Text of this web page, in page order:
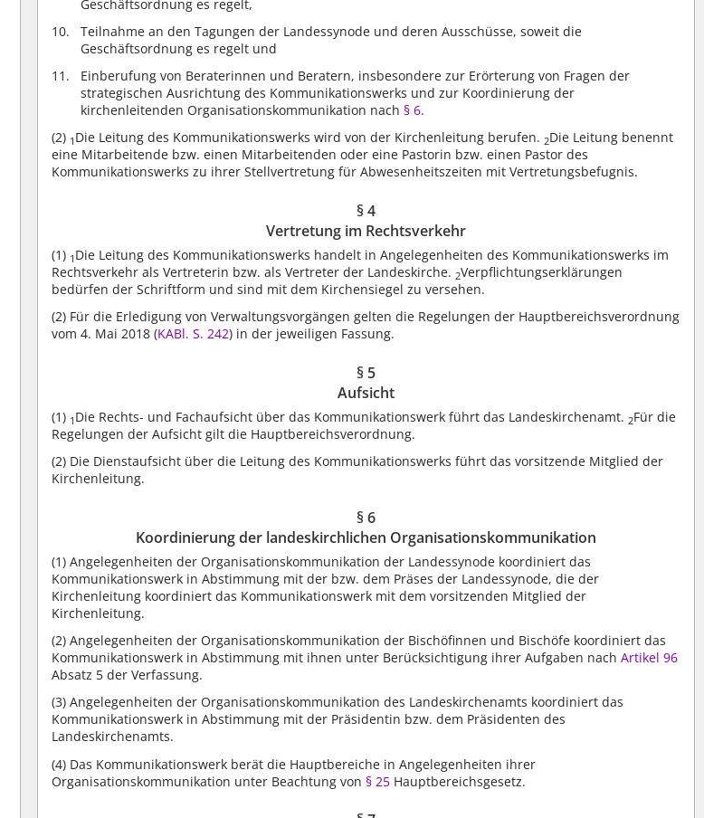
Geschäftsordnung es regelt,
Teilnahme an den Tagungen der Landessynode und deren Ausschüsse, soweit die
Geschäftsordnung es regelt und
Einberufung von Beraterinnen und Beratern, insbesondere zur Erörterung von Fragen der
strategischen Ausrichtung des Kommunikationswerks und zur Koordinierung der
kirchenleitenden Organisationskommunikation nach§ 6.
(2) 1 Die Leitung des Kommunikationswerks wird von der Kirchenleitung berufen. 2Die Leitung benennt
eine Mitarbeitende bzw. einen Mitarbeitenden oder eine Pastorin bzw. einen Pastor des
Kommunikationswerks zu ihrer Stellvertretung für Abwesenheitszeiten mit Vertretungsbefugnis.
§ 4
Vertretung im Rechtsverkehr
(1) 1 Die Leitung des Kommunikationswerks handelt in Angelegenheiten des Kommunikationswerks im
Rechtsverkehr als Vertreterin bzw. als Vertreter der Landeskirche. 2Verpflichtungserklärungen
bedürfen der Schriftform und sind mit dem Kirchensiegel zu versehen.
(2) Für die Erledigung von Verwaltungsvorgängen gelten die Regelungen der Hauptbereichsverordnung
vom 4. Mai 2018 (KABl. S. 242) in der jeweiligen Fassung.
§ 5
Aufsicht
(1) 1 Die Rechts- und Fachaufsicht über das Kommunikationswerk führt das Landeskirchenamt. 2Für die
Regelungen der Aufsicht gilt die Hauptbereichsverordnung.
(2) Die Dienstaufsicht über die Leitung des Kommunikationswerks führt das vorsitzende Mitglied der
Kirchenleitung.
§ 6
Koordinierung der landeskirchlichen Organisationskommunikation
(1) Angelegenheiten der Organisationskommunikation der Landessynode koordiniert das
Kommunikationswerk in Abstimmung mit der bzw. dem Präses der Landessynode, die der
Kirchenleitung koordiniert das Kommunikationswerk mit dem vorsitzenden Mitglied der
Kirchenleitung.
(2) Angelegenheiten der Organisationskommunikation der Bischöfinnen und Bischöfe koordiniert das
Kommunikationswerk in Abstimmung mit ihnen unter Berücksichtigung ihrer Aufgaben nachArtikel 96
Absatz 5 der Verfassung.
(3) Angelegenheiten der Organisationskommunikation des Landeskirchenamts koordiniert das
Kommunikationswerk in Abstimmung mit der Präsidentin bzw. dem Präsidenten des
Landeskirchenamts.
(4) Das Kommunikationswerk berät die Hauptbereiche in Angelegenheiten ihrer
Organisationskommunikation unter Beachtung von § 25 Hauptbereichsgesetz.